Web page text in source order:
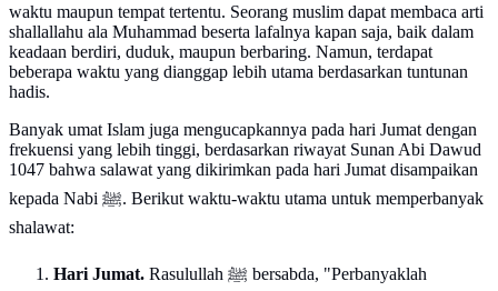
waktu maupun tempat tertentu. Seorang muslim dapat membaca arti
shallallahu ala Muhammad beserta lafalnya kapan saja, baik dalam
keadaan berdiri, duduk, maupun berbaring. Namun, terdapat
beberapa waktu yang dianggap lebih utama berdasarkan tuntunan
hadis.
Banyak umat Islam juga mengucapkannya pada hari Jumat dengan
frekuensi yang lebih tinggi, berdasarkan riwayat Sunan Abi Dawud
1047 bahwa salawat yang dikirimkan pada hari Jumat disampaikan
kepada Nabi ﷺ. Berikut waktu-waktu utama untuk memperbanyak
shalawat:
Hari Jumat. Rasulullah ﷺ bersabda, "Perbanyaklah